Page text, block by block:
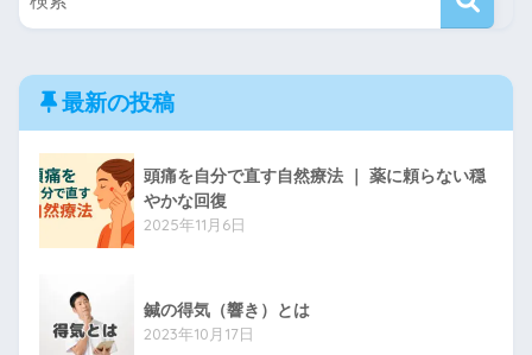
最新の投稿
頭痛を自分で直す自然療法 ｜ 薬に頼らない穏
やかな回復
2025年11月6日
鍼の得気（響き）とは
2023年10月17日